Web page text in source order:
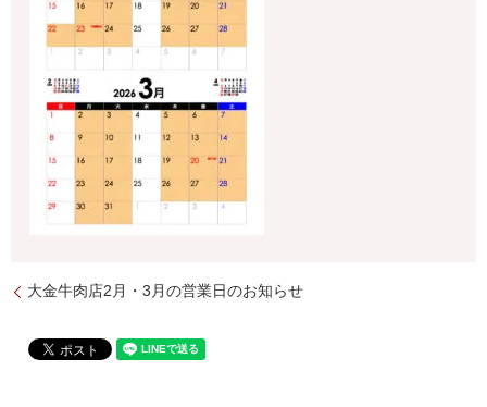
大金牛肉店2月・3月の営業日のお知らせ